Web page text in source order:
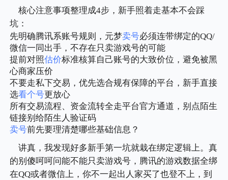
核心注意事项整理成4步，新手照着走基本不会踩
坑：
先明确腾讯系账号规则，元梦卖号必须连带绑定的QQ/
微信一同出手，不存在只卖游戏号的可能
提前对照估价标准核算自己账号的大致价位，避免被黑
心商家压价
不要走私下交易，优先选合规有保障的平台，新手直接
选看个号更放心
所有交易流程、资金流转全走平台官方通道，别点陌生
链接别给陌生人验证码
卖号前先要理清楚哪些基础信息？
讲真，我发现好多新手第一坑就栽在绑定逻辑上。真
的别傻呵呵问能不能只卖游戏号，腾讯的游戏数据全绑
在QQ或者微信上，你不一起出人家买了也登不上，到